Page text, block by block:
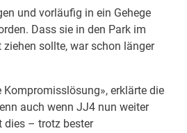
und vorläufig in ein Gehege
Dass sie in den Park im
sollte, war schon länger
Kompromisslösung», erklärte die
auch wenn JJ4 nun weiter
dies – trotz bester